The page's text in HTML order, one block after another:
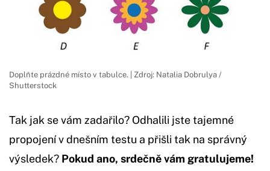
Doplňte prázdné místo v tabulce. | Zdroj: Natalia Dobrulya /
Shutterstock
Tak jak se vám zadařilo? Odhalili jste tajemné
propojení v dnešním testu a přišli tak na správný
výsledek? Pokud ano, srdečně vám gratulujeme!